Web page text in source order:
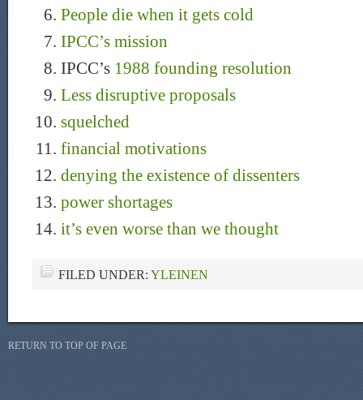
People die when it gets cold
IPCC’s mission
IPCC’s 1988 founding resolution
Less disruptive proposals
squelched
financial motivations
denying the existence of dissenters
power shortages
it’s even worse than we thought
FILED UNDER: YLEINEN
RETURN TO TOP OF PAGE